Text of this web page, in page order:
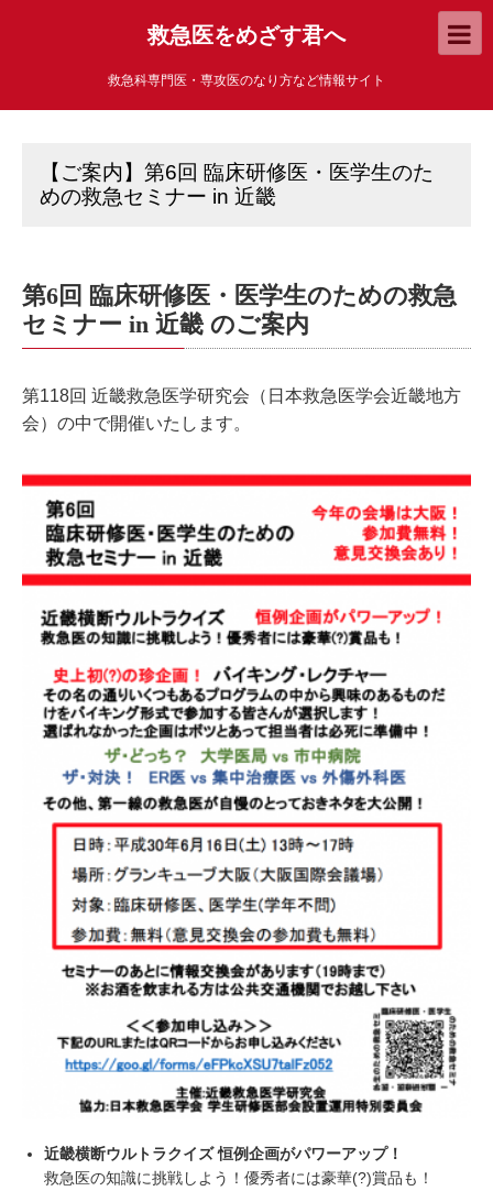
救急医をめざす君へ
救急科専門医・専攻医のなり方など情報サイト
【ご案内】第6回 臨床研修医・医学生のた
めの救急セミナー in 近畿
第6回 臨床研修医・医学生のための救急
セミナー in 近畿 のご案内
第118回 近畿救急医学研究会（日本救急医学会近畿地方
会）の中で開催いたします。
近畿横断ウルトラクイズ 恒例企画がパワーアップ！
救急医の知識に挑戦しよう！優秀者には豪華(?)賞品も！